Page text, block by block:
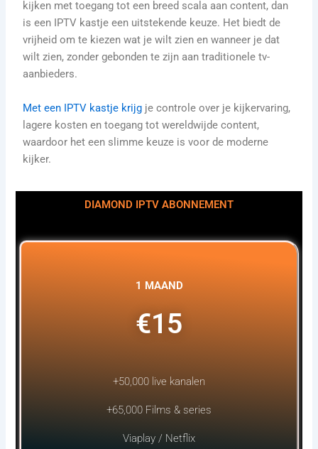
kijken met toegang tot een breed scala aan content, dan
is een IPTV kastje een uitstekende keuze. Het biedt de
vrijheid om te kiezen wat je wilt zien en wanneer je dat
wilt zien, zonder gebonden te zijn aan traditionele tv-
aanbieders.
Met een IPTV kastje krijg je controle over je kijkervaring,
lagere kosten en toegang tot wereldwijde content,
waardoor het een slimme keuze is voor de moderne
kijker.
DIAMOND IPTV ABONNEMENT
1 MAAND
€15
+50,000 live kanalen
+65,000 Films & series
Viaplay / Netflix